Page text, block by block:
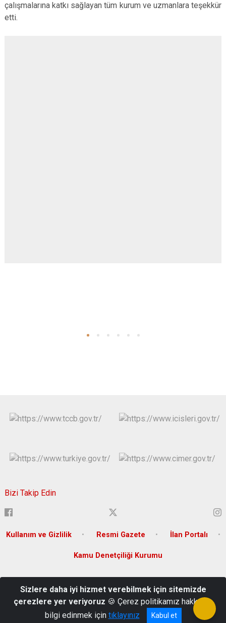
çalışmalarına katkı sağlayan tüm kurum ve uzmanlara teşekkür
etti.
Bizi Takip Edin
Kullanım ve Gizlilik Resmi Gazete İlan Portalı
Kamu Denetçiliği Kurumu
Kep Adresi: icisleribakanligi@hs01.kep.tr
+90(222) 214 2626 Belge Geçer :+90(222) 214 2763
Sizlere daha iyi hizmet verebilmek için sitemizde
çerezlere yer veriyoruz 🍪 Çerez politikamız hakkında
bilgi edinmek için tıklayınız Kabul et